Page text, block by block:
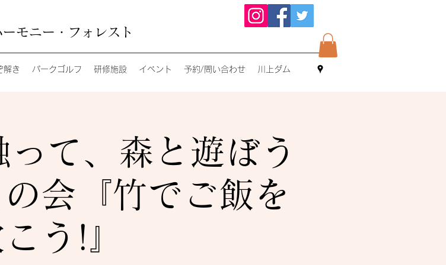
モニー・フォレスト
解き パークゴルフ 研修施設 イベント 予約/問い合わせ 川上ダム
って、森と遊ぼう
会『竹でご飯を
う!』